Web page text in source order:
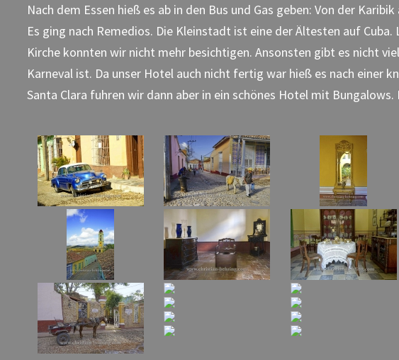
Nach dem Essen hieß es ab in den Bus und Gas geben: Von der
Es ging nach Remedios. Die Kleinstadt ist eine der Ältesten auf
Kirche konnten wir nicht mehr besichtigen. Ansonsten gibt es nicht
Karneval ist. Da unser Hotel auch nicht fertig war hieß es nach einer
Santa Clara fuhren wir dann aber in ein schönes Hotel mit